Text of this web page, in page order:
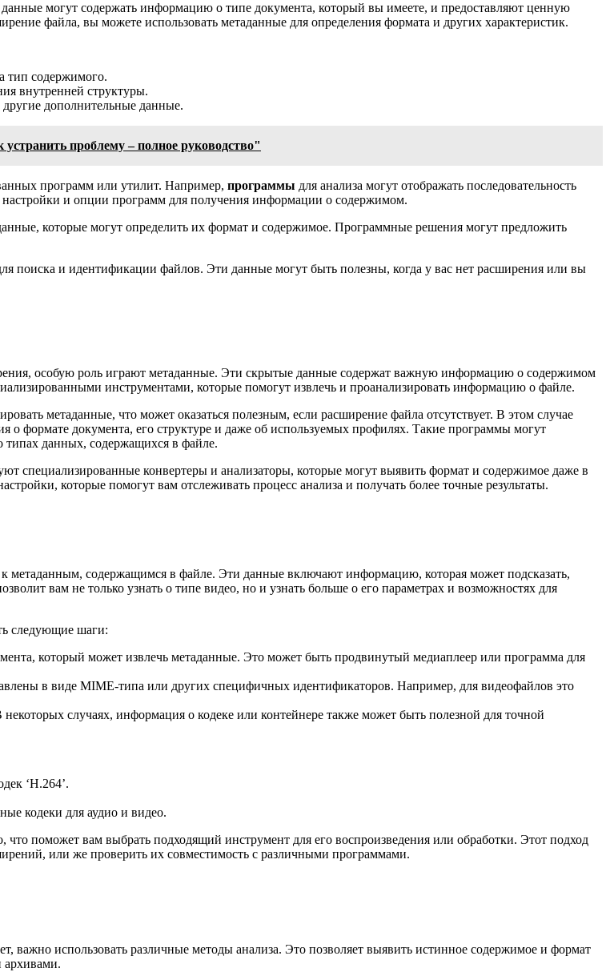
могут содержать информацию о типе документа, который вы имеете, и предоставляют ценную
файла, вы можете использовать метаданные для определения формата и других характеристик.
тип содержимого.
внутренней структуры.
дополнительные данные.
устранить проблему – полное руководство"
программ или утилит. Например, программы для анализа могут отображать последовательность
и опции программ для получения информации о содержимом.
которые могут определить их формат и содержимое. Программные решения могут предложить
поиска и идентификации файлов. Эти данные могут быть полезны, когда у вас нет расширения или вы
особую роль играют метаданные. Эти скрытые данные содержат важную информацию о содержимом
инструментами, которые помогут извлечь и проанализировать информацию о файле.
метаданные, что может оказаться полезным, если расширение файла отсутствует. В этом случае
формате документа, его структуре и даже об используемых профилях. Такие программы могут
данных, содержащихся в файле.
специализированные конвертеры и анализаторы, которые могут выявить формат и содержимое даже в
которые помогут вам отслеживать процесс анализа и получать более точные результаты.
метаданным, содержащимся в файле. Эти данные включают информацию, которая может подсказать,
вам не только узнать о типе видео, но и узнать больше о его параметрах и возможностях для
следующие шаги:
который может извлечь метаданные. Это может быть продвинутый медиаплеер или программа для
в виде MIME-типа или других специфичных идентификаторов. Например, для видеофайлов это
случаях, информация о кодеке или контейнере также может быть полезной для точной
‘H.264’.
кодеки для аудио и видео.
поможет вам выбрать подходящий инструмент для его воспроизведения или обработки. Этот подход
или же проверить их совместимость с различными программами.
важно использовать различные методы анализа. Это позволяет выявить истинное содержимое и формат
архивами.